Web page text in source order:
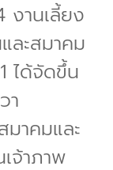
านเลี้ยง
ละสมาคม
ได้จัดขึ้น
า
าคมและ
จ้าภาพ